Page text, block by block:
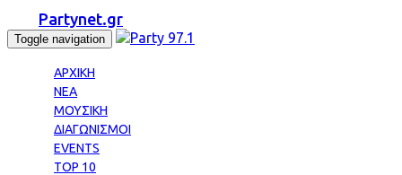
Partynet.gr
Toggle navigation
ΑΡΧΙΚΗ
ΝΕΑ
ΜΟΥΣΙΚΗ
ΔΙΑΓΩΝΙΣΜΟΙ
EVENTS
TOP 10